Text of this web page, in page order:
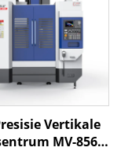
Vertikale
MV-856